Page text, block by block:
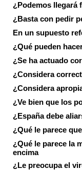
¿Podemos llegará
¿Basta con pedir
En un supuesto
¿Qué pueden
¿Se ha actuado
¿Considera
¿Considera
¿Ve bien que los
¿España debe
¿Qué le parece
¿Qué le parece la
encima
¿Le preocupa el